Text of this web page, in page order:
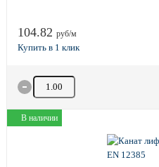
104.82 руб/м
Количество товара
В наличии